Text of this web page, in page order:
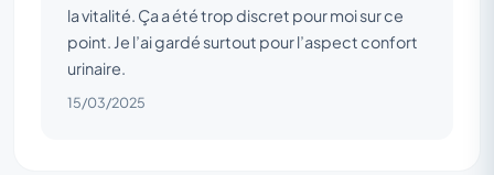
la vitalité. Ça a été trop discret pour moi sur ce
point. Je l’ai gardé surtout pour l’aspect confort
urinaire.
15/03/2025